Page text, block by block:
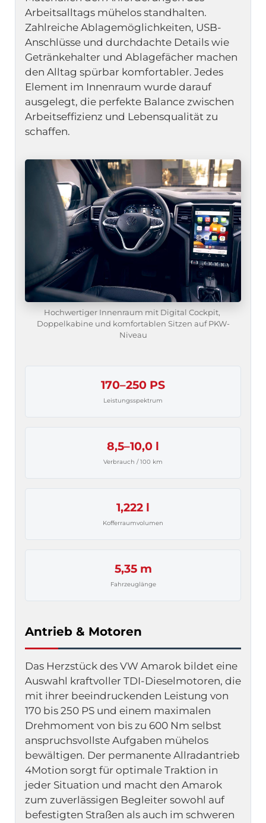
Hochwertiger Innenraum mit Digital Cockpit,
Doppelkabine und komfortablen Sitzen auf PKW-
Niveau
Arbeitsalltags mühelos standhalten.
Zahlreiche Ablagemöglichkeiten, USB-
Anschlüsse und durchdachte Details wie
Getränkehalter und Ablagefächer machen
den Alltag spürbar komfortabler. Jedes
Element im Innenraum wurde darauf
ausgelegt, die perfekte Balance zwischen
Arbeitseffizienz und Lebensqualität zu
schaffen.
170–250 PS
Leistungsspektrum
8,5–10,0 l
Verbrauch / 100 km
1,222 l
Kofferraumvolumen
5,35 m
Fahrzeuglänge
Antrieb & Motoren
Das Herzstück des VW Amarok bildet eine
Auswahl kraftvoller TDI-Dieselmotoren, die
mit ihrer beeindruckenden Leistung von
170 bis 250 PS und einem maximalen
Drehmoment von bis zu 600 Nm selbst
anspruchsvollste Aufgaben mühelos
bewältigen. Der permanente Allradantrieb
4Motion sorgt für optimale Traktion in
jeder Situation und macht den Amarok
zum zuverlässigen Begleiter sowohl auf
befestigten Straßen als auch im schweren